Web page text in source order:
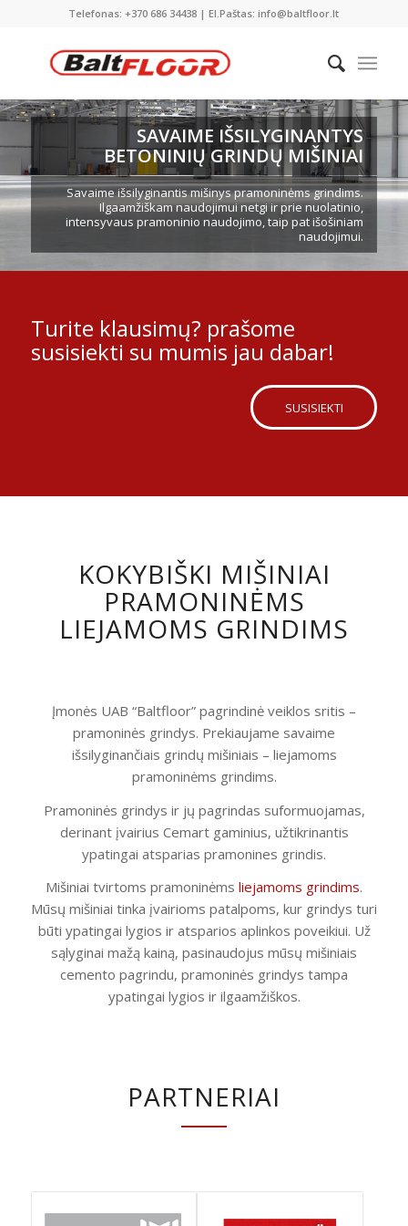
Telefonas: +370 686 34438 | El.Paštas: info@baltfloor.lt
SAVAIME IŠSILYGINANTYS
BETONINIŲ GRINDŲ MIŠINIAI
Savaime išsilyginantis mišinys pramoninėms grindims.
Ilgaamžiškam naudojimui netgi ir prie nuolatinio,
intensyvaus pramoninio naudojimo, taip pat išošiniam
naudojimui.
Turite klausimų? prašome
susisiekti su mumis jau dabar!
SUSISIEKTI
KOKYBIŠKI MIŠINIAI
PRAMONINĖMS
LIEJAMOMS GRINDIMS
Įmonės UAB “Baltfloor” pagrindinė veiklos sritis –
pramoninės grindys. Prekiaujame savaime
išsilyginančiais grindų mišiniais – liejamoms
pramoninėms grindims.
Pramoninės grindys ir jų pagrindas suformuojamas,
derinant įvairius Cemart gaminius, užtikrinantis
ypatingai atsparias pramonines grindis.
Mišiniai tvirtoms pramoninėms liejamoms grindims.
Mūsų mišiniai tinka įvairioms patalpoms, kur grindys turi
būti ypatingai lygios ir atsparios aplinkos poveikiui. Už
sąlyginai mažą kainą, pasinaudojus mūsų mišiniais
cemento pagrindu, pramoninės grindys tampa
ypatingai lygios ir ilgaamžiškos.
PARTNERIAI